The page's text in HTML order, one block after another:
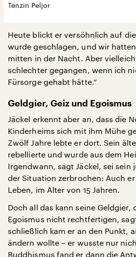
Tenzin Peljor
Heute blickt er versöhnlich auf
wurde geschlagen, und wir
mitten in der Nacht. Aber
schlechter gegangen, wenn ich
Fürsorge gehabt hätte.“
Geldgier, Geiz und Egoismus
Jäckel erkennt aber an, dass die
Kinderheims sich mit ihm Mühe
Zwölf Jahre lebte er dort. Sein
rebellierte und wurde aus dem
Irgendwann, sagt Jäckel, sei sein
der Situation zerbrochen: Auch
Leben, im Alter von 15 Jahren.
Doch all das kann seine Geldgier,
Egoismus nicht rechtfertigen,
schließlich kam er an den Punkt,
ändern wollte – er wusste nur
Buddhismus fand er dann die